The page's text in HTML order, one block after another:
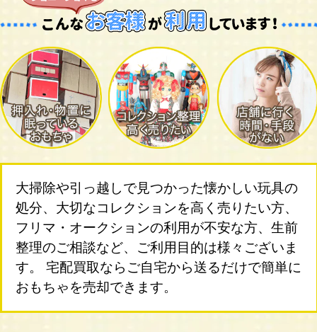
大掃除や引っ越しで見つかった懐かしい玩具の
処分、大切なコレクションを高く売りたい方、
フリマ・オークションの利用が不安な方、生前
整理のご相談など、ご利用目的は様々ございま
す。 宅配買取ならご自宅から送るだけで簡単に
おもちゃを売却できます。